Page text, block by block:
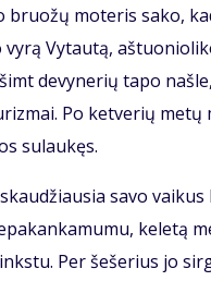
bruo­žų mo­te­ris sa­ko,
vy­rą Vy­tau­tą,
de­vy­ne­rių ta­po
Po ket­ve­rių me­tų
su­lau­kęs.
sa­vo
ke­le­tą
Per še­še­rius jo